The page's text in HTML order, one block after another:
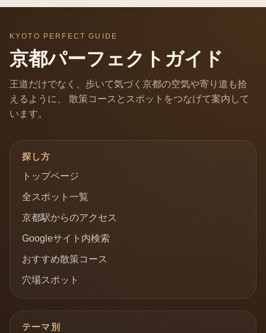
KYOTO PERFECT GUIDE
京都パーフェクトガイド
王道だけでなく、歩いて気づく京都の空気や寄り道も拾
えるように、 散策コースとスポットをつなげて案内して
います。
探し方
トップページ
全スポット一覧
京都駅からのアクセス
Googleサイト内検索
おすすめ散策コース
穴場スポット
テーマ別